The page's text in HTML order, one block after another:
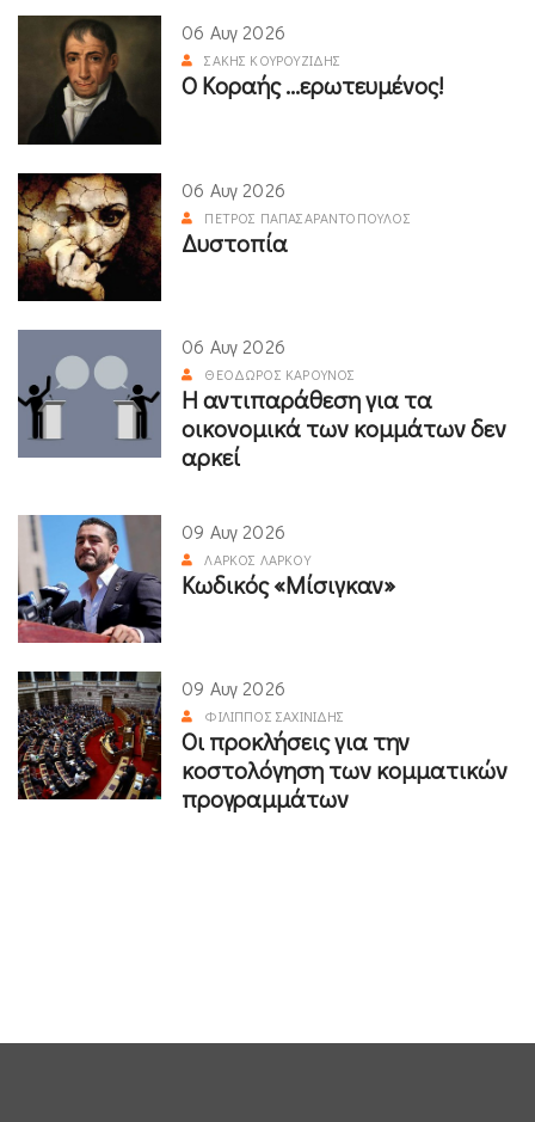
06 Αυγ 2026
ΣΆΚΗΣ ΚΟΥΡΟΥΖΊΔΗΣ
Ο Κοραής ...ερωτευμένος!
06 Αυγ 2026
ΠΈΤΡΟΣ ΠΑΠΑΣΑΡΑΝΤΌΠΟΥΛΟΣ
Δυστοπία
06 Αυγ 2026
ΘΕΌΔΩΡΟΣ ΚΑΡΟΎΝΟΣ
Η αντιπαράθεση για τα
οικονομικά των κομμάτων δεν
αρκεί
09 Αυγ 2026
ΛΆΡΚΟΣ ΛΆΡΚΟΥ
Κωδικός «Μίσιγκαν»
09 Αυγ 2026
ΦΊΛΙΠΠΟΣ ΣΑΧΙΝΊΔΗΣ
Οι προκλήσεις για την
κοστολόγηση των κομματικών
προγραμμάτων